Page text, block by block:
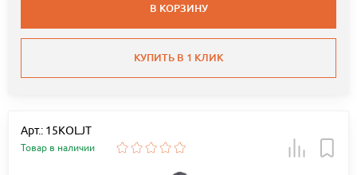
В КОРЗИНУ
КУПИТЬ В 1 КЛИК
Арт.: 15KOLJT
Товар в наличии